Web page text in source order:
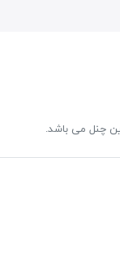
چنل می باشد.